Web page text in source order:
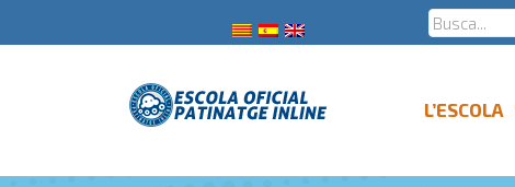
L’ESCOLA